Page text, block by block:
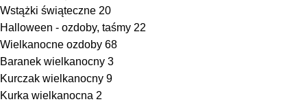
Wstążki świąteczne 20
Halloween - ozdoby, taśmy 22
Wielkanocne ozdoby 68
Baranek wielkanocny 3
Kurczak wielkanocny 9
Kurka wielkanocna 2